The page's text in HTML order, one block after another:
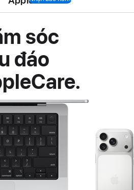
sóc
đáo